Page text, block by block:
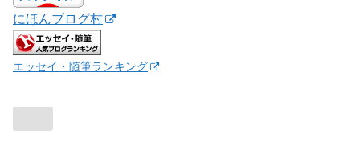
にほんブログ村
エッセイ・随筆ランキング